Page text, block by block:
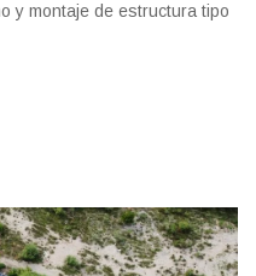
y montaje de estructura tipo